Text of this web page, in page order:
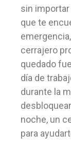
sin importar
que te
cerrajero
quedado
día de
durante la
noche, un
para